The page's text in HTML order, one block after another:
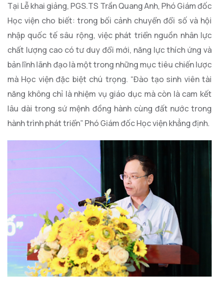
Tại Lễ khai giảng, PGS.TS Trần Quang Anh, Phó Giám đốc
Học viện cho biết: trong bối cảnh chuyển đổi số và hội
nhập quốc tế sâu rộng, việc phát triển nguồn nhân lực
chất lượng cao có tư duy đổi mới, năng lực thích ứng và
bản lĩnh lãnh đạo là một trong những mục tiêu chiến lược
mà Học viện đặc biệt chú trọng. “Đào tạo sinh viên tài
năng không chỉ là nhiệm vụ giáo dục mà còn là cam kết
lâu dài trong sứ mệnh đồng hành cùng đất nước trong
hành trình phát triển” Phó Giám đốc Học viện khẳng định.